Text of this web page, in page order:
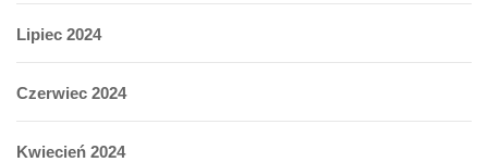
Lipiec 2024
Czerwiec 2024
Kwiecień 2024